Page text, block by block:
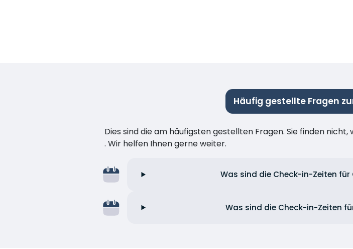
Häufig gestellte Fragen
Dies sind die am häufigsten gestellten Fragen. Sie finden
. Wir helfen Ihnen gerne weiter.
Was sind die Check-in-Zeiten für
Was sind die Check-in-Zeiten